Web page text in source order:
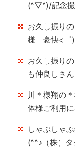
(^▽^)/記念
お久し振り
様 豪快<゜
お久し振り
も仲良しさん
川＊様翔の
体様ご利用
しゃぶしゃ
(^^♪（株）